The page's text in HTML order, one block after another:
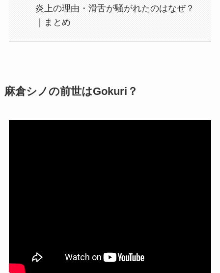
炎上の理由・滑舌が騒がれたのはなぜ？
｜まとめ
麻倉シノの前世はGokuri？